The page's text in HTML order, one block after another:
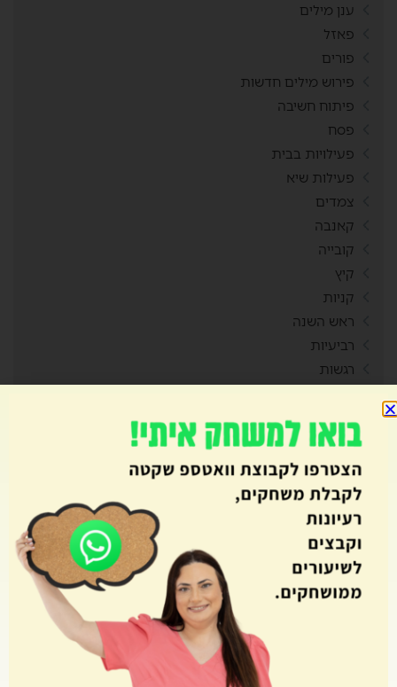
ענן מילים
פאזל
פורים
פירוש מילים חדשות
פיתוח חשיבה
פסח
פעילויות בבית
פעילות שיא
צמדים
קאנבה
קובייה
קיץ
קניות
ראש השנה
רביעיות
רגשות
רכילות
רכישת קריאה
רפלקציה
שאילת שאלות
שבוע עליות
שבועות
שטף ודיוק קריאה
שיתוף פעולה
שם המספר